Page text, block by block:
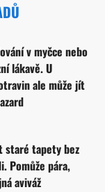
v myčce nebo
lákavě. U
ale může jít
staré tapety bez
Pomůže pára,
aviváž